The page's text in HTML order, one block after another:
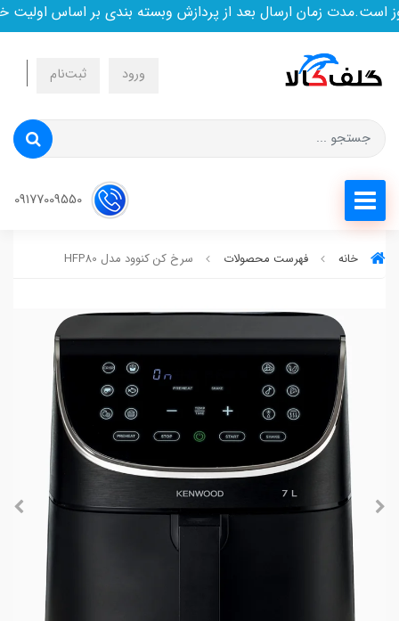
زمان ارسال بعد از پردازش وبسته بندی بر اساس اولیت
ورود ثبت‌نام
خانه فهرست محصولات سرخ کن کنوود مدل HFP80